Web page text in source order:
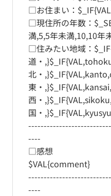
□お住まい：
□現住所の年数：
満,5,5年未満,10,10年
□住みたい地域：
道・
北・
東・
西・
国・
----
□感想
$VAL{comment}
----